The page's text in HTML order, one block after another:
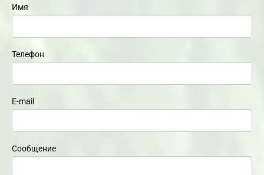
Имя
Телефон
E-mail
Сообщение